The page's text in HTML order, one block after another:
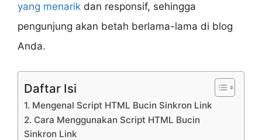
yang menarik dan responsif, sehingga
pengunjung akan betah berlama-lama di blog
Anda.
Daftar Isi
1. Mengenal Script HTML Bucin Sinkron Link
2. Cara Menggunakan Script HTML Bucin
Sinkron Link